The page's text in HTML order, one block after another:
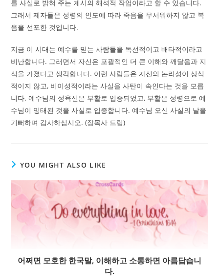
를 사실로 밝혀 주는 계시의 해석적 작업이라고 할 수 있습니다.
그래서 제자들은 성령의 인도에 따라 죽음을 무서워하지 않고 복
음을 선포한 것입니다.
지금 이 시대는 예수를 믿는 사람들을 독선적이고 배타적이라고
비난합니다. 그러면서 자신은 포괄적인 더 큰 이해와 깨달음과 지
식을 가졌다고 생각합니다. 이런 사람들은 자신의 논리성이 상식
적이지 않고, 비이성적이라는 사실을 사탄이 속인다는 것을 모릅
니다. 예수님의 성육신은 부활로 입증되었고, 부활은 성령으로 예
수님이 잉태된 것을 사실로 입증합니다. 예수님 오신 사실의 날을
기뻐하며 감사하십시오. (장목사 드림)
YOU MIGHT ALSO LIKE
어쩌면 모호한 한국말, 이해하고 소통하면 아름답습니
다.